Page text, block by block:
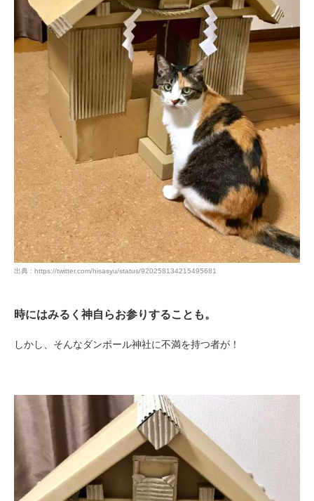
出典 : https://twitter.com/hisasyu/status/920258134215495681
時にはみるく神自らお参りすることも。
しかし、そんなダンボール神社に不満を持つ者が！
PECOアプリをダウンロード済みの方